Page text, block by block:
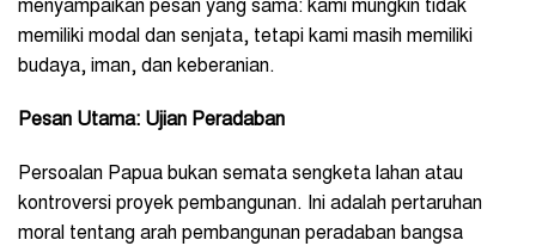
menyampaikan pesan yang sama: kami mungkin tidak
memiliki modal dan senjata, tetapi kami masih memiliki
budaya, iman, dan keberanian.
Pesan Utama: Ujian Peradaban
Persoalan Papua bukan semata sengketa lahan atau
kontroversi proyek pembangunan. Ini adalah pertaruhan
moral tentang arah pembangunan peradaban bangsa